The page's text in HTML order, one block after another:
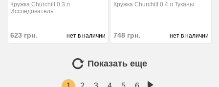
Кружка Churchill 0.3 л
Исследователь
623 грн. нет в наличии
Кружка Churchill 0.4 л Туканы
748 грн. нет в наличии
Показать еще